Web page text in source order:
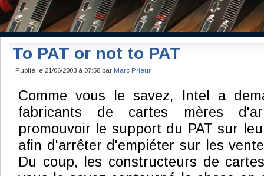
To PAT or not to PAT
Publié le 21/06/2003 à 07:58 par Marc Prieur
Comme vous le savez, Intel a
fabricants de cartes mères
promouvoir le support du PAT sur
afin d'arrêter d'empiéter sur les
Du coup, les constructeurs de